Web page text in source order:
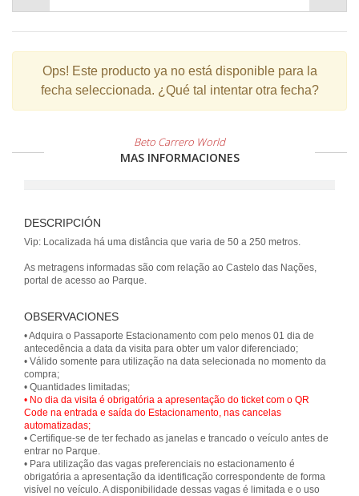
Ops! Este producto ya no está disponible para la
fecha seleccionada. ¿Qué tal intentar otra fecha?
Beto Carrero World
MAS INFORMACIONES
DESCRIPCIÓN
Vip: Localizada há uma distância que varia de 50 a 250 metros.
As metragens informadas são com relação ao Castelo das Nações,
portal de acesso ao Parque.
OBSERVACIONES
• Adquira o Passaporte Estacionamento com pelo menos 01 dia de
antecedência a data da visita para obter um valor diferenciado;
• Válido somente para utilização na data selecionada no momento da
compra;
• No dia da visita é obrigatória a apresentação do ticket com o QR
Code na entrada e saída do Estacionamento, nas cancelas
automatizadas;
• Certifique-se de ter fechado as janelas e trancado o veículo antes de
entrar no Parque.
• Para utilização das vagas preferenciais no estacionamento é
obrigatória a apresentação da identificação correspondente de forma
visível no veículo. A disponibilidade dessas vagas é limitada e o uso